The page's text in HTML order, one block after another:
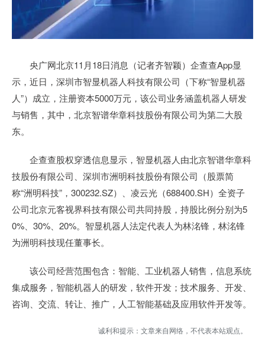
央广网北京11月18日消息（记者齐智颖）企查查App显
示，近日，深圳市智显机器人科技有限公司（下称“智显机器
人”）成立，注册资本5000万元，该公司业务涵盖机器人研发
与销售，其中，北京智谱华章科技股份有限公司为第二大股
东。
企查查股权穿透信息显示，智显机器人由北京智谱华章科
技股份有限公司、深圳市洲明科技股份有限公司（股票简
称“洲明科技”，300232.SZ）、凌云光（688400.SH）全资子
公司北京元客视界科技有限公司共同持股，持股比例分别为5
0%、30%、20%。智显机器人法定代表人为林洺锋，林洺锋
为洲明科技现任董事长。
该公司经营范围包含：智能、工业机器人销售，信息系统
集成服务，智能机器人的研发，软件开发；技术服务、开发、
咨询、交流、转让、推广，人工智能基础及应用软件开发等。
诚利和提示：文章来自网络，不代表本站观点。